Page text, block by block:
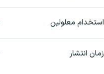
استخدام معلولین
زمان انتشار